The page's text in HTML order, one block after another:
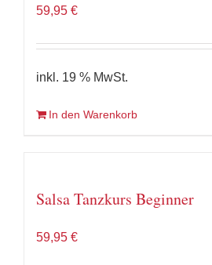
59,95 €
inkl. 19 % MwSt.
In den Warenkorb
Salsa Tanzkurs Beginner
59,95 €